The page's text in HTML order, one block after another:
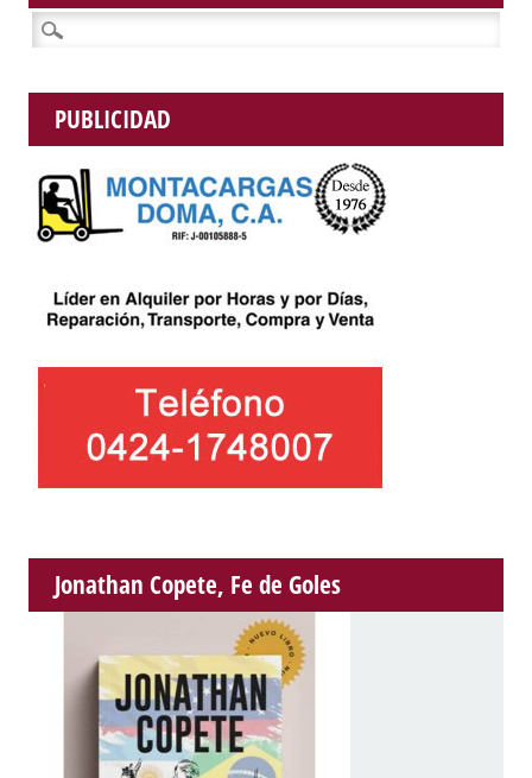
Buscar:
PUBLICIDAD
Jonathan Copete, Fe de Goles